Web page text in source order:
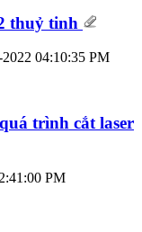
thuỷ tinh
04:10:35 PM
trình cắt laser
PM